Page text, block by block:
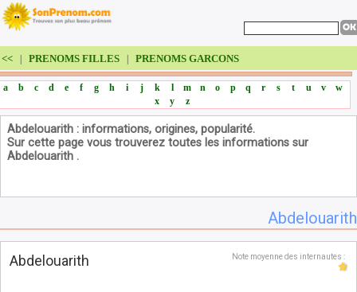
<< PRENOMS FILLES PRENOMS GARCONS
a b c d e f g h i j k l m n o p q r s t u v
w
x
y z
Abdelouarith : informations, origines, popularité.
Sur cette page vous trouverez toutes les informations sur
Abdelouarith .
Abdelouarith
Abdelouarith Note moyenne des internautes :